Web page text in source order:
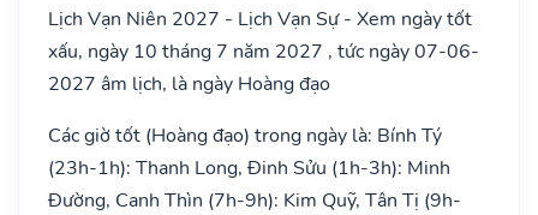
Lịch Vạn Niên 2027 - Lịch Vạn Sự - Xem ngày tốt
xấu, ngày 10 tháng 7 năm 2027 , tức ngày 07-06-
2027 âm lịch, là ngày Hoàng đạo
Các giờ tốt (Hoàng đạo) trong ngày là: Bính Tý
(23h-1h): Thanh Long, Đinh Sửu (1h-3h): Minh
Đường, Canh Thìn (7h-9h): Kim Quỹ, Tân Tị (9h-